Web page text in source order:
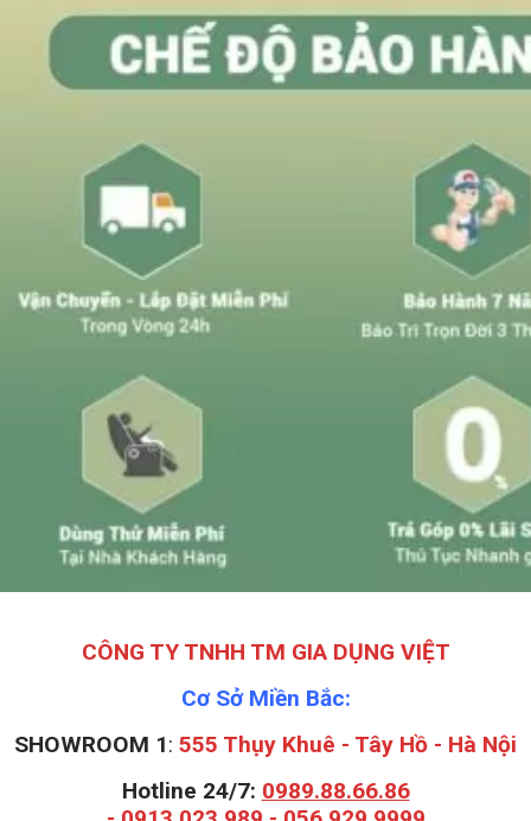
CÔNG TY TNHH TM GIA DỤNG VIỆT
Cơ Sở Miền Bắc:
SHOWROOM 1: 555 Thụy Khuê - Tây Hồ - Hà Nội
Hotline 24/7: 0989.88.66.86